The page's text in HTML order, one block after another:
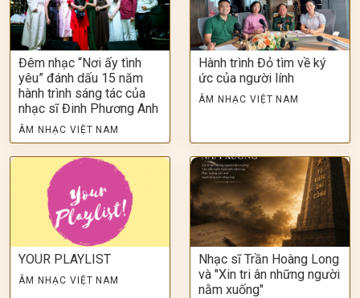
Đêm nhạc “Nơi ấy tình
yêu” đánh dấu 15 năm
hành trình sáng tác của
nhạc sĩ Đinh Phương Anh
ÂM NHẠC VIỆT NAM
Hành trình Đỏ tìm về ký
ức của người lính
ÂM NHẠC VIỆT NAM
YOUR PLAYLIST
ÂM NHẠC VIỆT NAM
Nhạc sĩ Trần Hoàng Long
và "Xin tri ân những người
nằm xuống"